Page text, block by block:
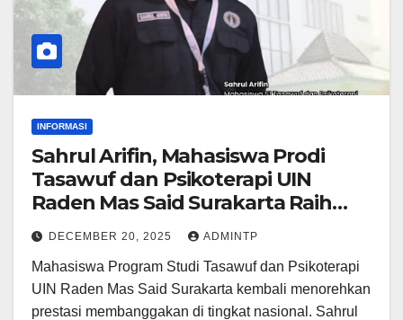
INFORMASI
Sahrul Arifin, Mahasiswa Prodi
Tasawuf dan Psikoterapi UIN
Raden Mas Said Surakarta Raih
Juara II KIMUN Nasional 2025
DECEMBER 20, 2025 ADMINTP
Mahasiswa Program Studi Tasawuf dan Psikoterapi
UIN Raden Mas Said Surakarta kembali menorehkan
prestasi membanggakan di tingkat nasional. Sahrul